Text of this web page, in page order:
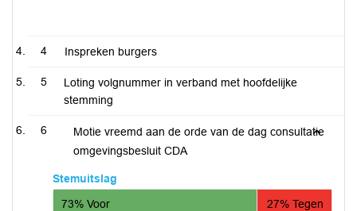
4 Inspreken burgers
5
Loting volgnummer in verband met hoofdelijke
stemming
6
Motie vreemd aan de orde van de dag consultatie
omgevingsbesluit CDA
Stemuitslag
73% Voor
27% Tegen